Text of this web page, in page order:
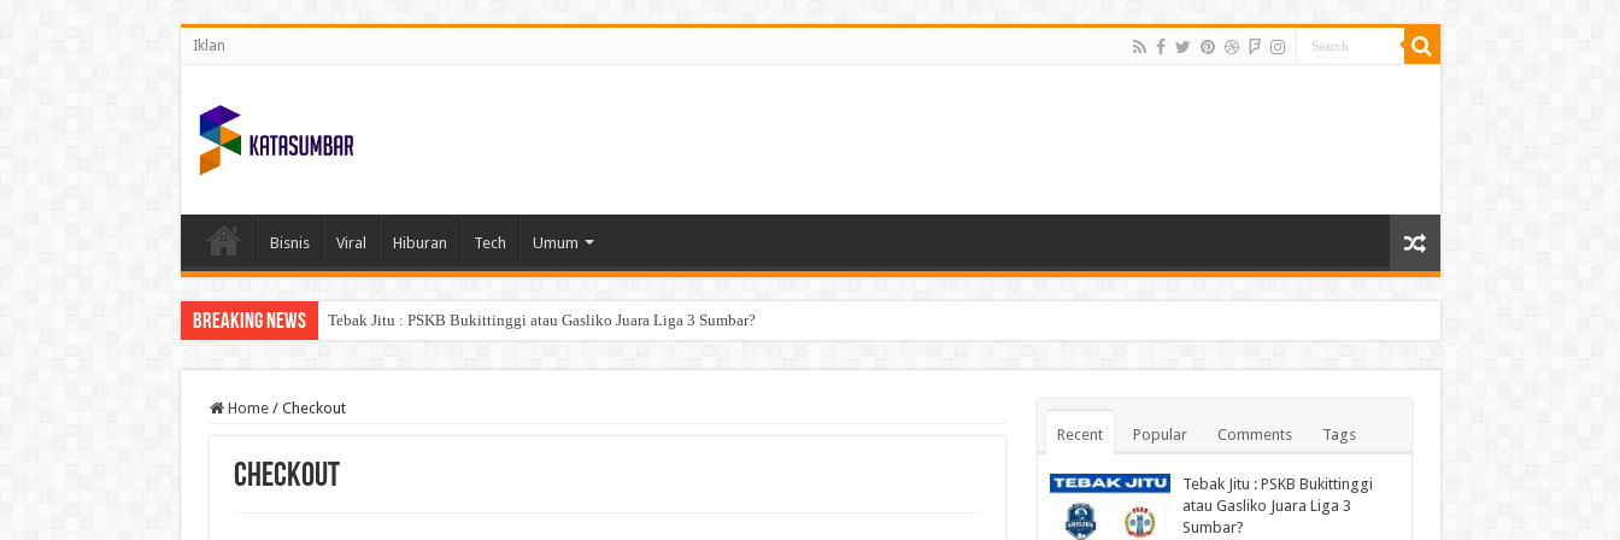
Iklan
Bisnis Viral Hiburan Tech Umum
Breaking News Tebak Jitu : PSKB Bukittinggi atau Gasliko Juara Liga 3 Sumbar?
Home / Checkout
Checkout
Recent Popular Comments Tags
Tebak Jitu : PSKB Bukittinggi
atau Gasliko Juara Liga 3
Sumbar?